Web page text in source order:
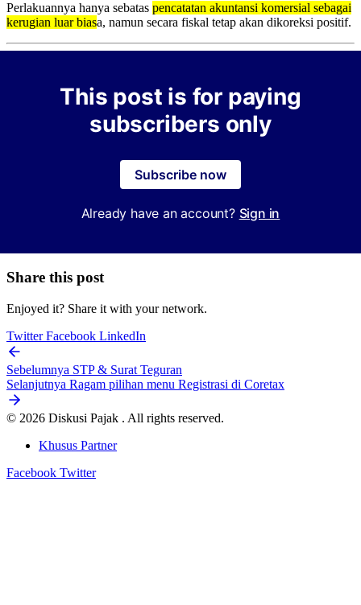
Perlakuannya hanya sebatas pencatatan akuntansi komersial sebagai
kerugian luar biasa, namun secara fiskal tetap akan dikoreksi positif.
This post is for paying
subscribers only
Subscribe now
Already have an account? Sign in
Share this post
Enjoyed it? Share it with your network.
TwitterFacebook LinkedIn
Sebelumnya STP & Surat Teguran
Selanjutnya Ragam pilihan menu Registrasi di Coretax
© 2026 Diskusi Pajak . All rights reserved.
Khusus Partner
Facebook Twitter